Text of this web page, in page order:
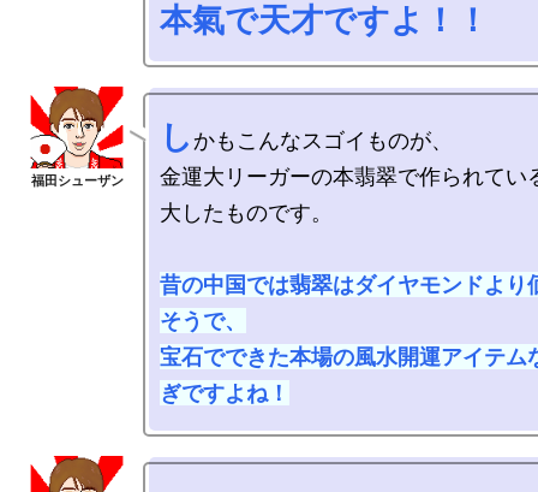
本氣で天才ですよ！！
しかもこんなスゴイものが、
金運大リーガーの本翡翠で作られてい
大したものです。
昔の中国では翡翠はダイヤモンドより
そうで、
宝石でできた本場の風水開運アイテム
ぎですよね！